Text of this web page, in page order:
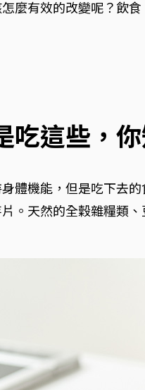
麼有效的改變呢？飲
吃這些，
體機能，但是吃下去
。天然的全穀雜糧類